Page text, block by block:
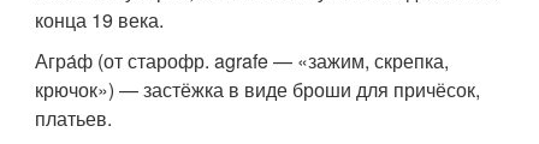
конца 19 века.
Агра́ф (от старофр. agrafe — «зажим, скрепка,
крючок») — застёжка в виде броши для причёсок,
платьев.